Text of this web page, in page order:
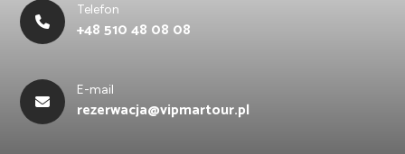
Telefon
+48 510 48 08 08
E-mail
rezerwacja@vipmartour.pl